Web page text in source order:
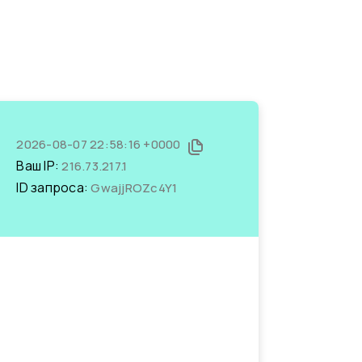
2026-08-07 22:58:16 +0000
Ваш IP:216.73.217.1
ID запроса:GwajjROZc4Y1